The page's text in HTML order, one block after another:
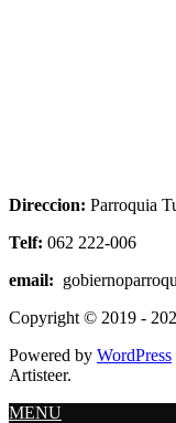
Direccion: Parroquia
Telf: 062 222-006
email:
Copyright © 2019 -
Powered by WordPress
Artisteer.
MENU